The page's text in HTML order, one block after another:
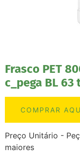
Frasco PET
c_pega BL
COMPRAR
Preço Unitário -
maiores